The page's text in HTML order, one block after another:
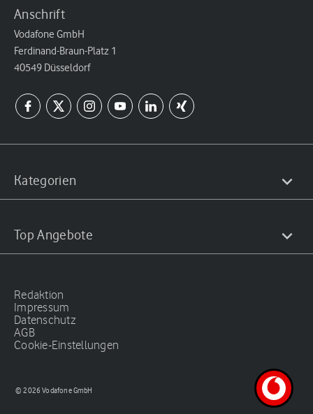
Anschrift
Vodafone GmbH
Ferdinand-Braun-Platz 1
40549 Düsseldorf
Kategorien
Top Angebote
Redaktion
Impressum
Datenschutz
AGB
Cookie-Einstellungen
© 2026 Vodafone GmbH